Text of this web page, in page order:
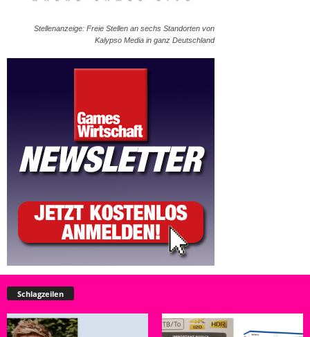
Stellenanzeige: Freie Stellen an sechs Standorten von
Kalypso Media in ganz Deutschland
Schlagzeilen